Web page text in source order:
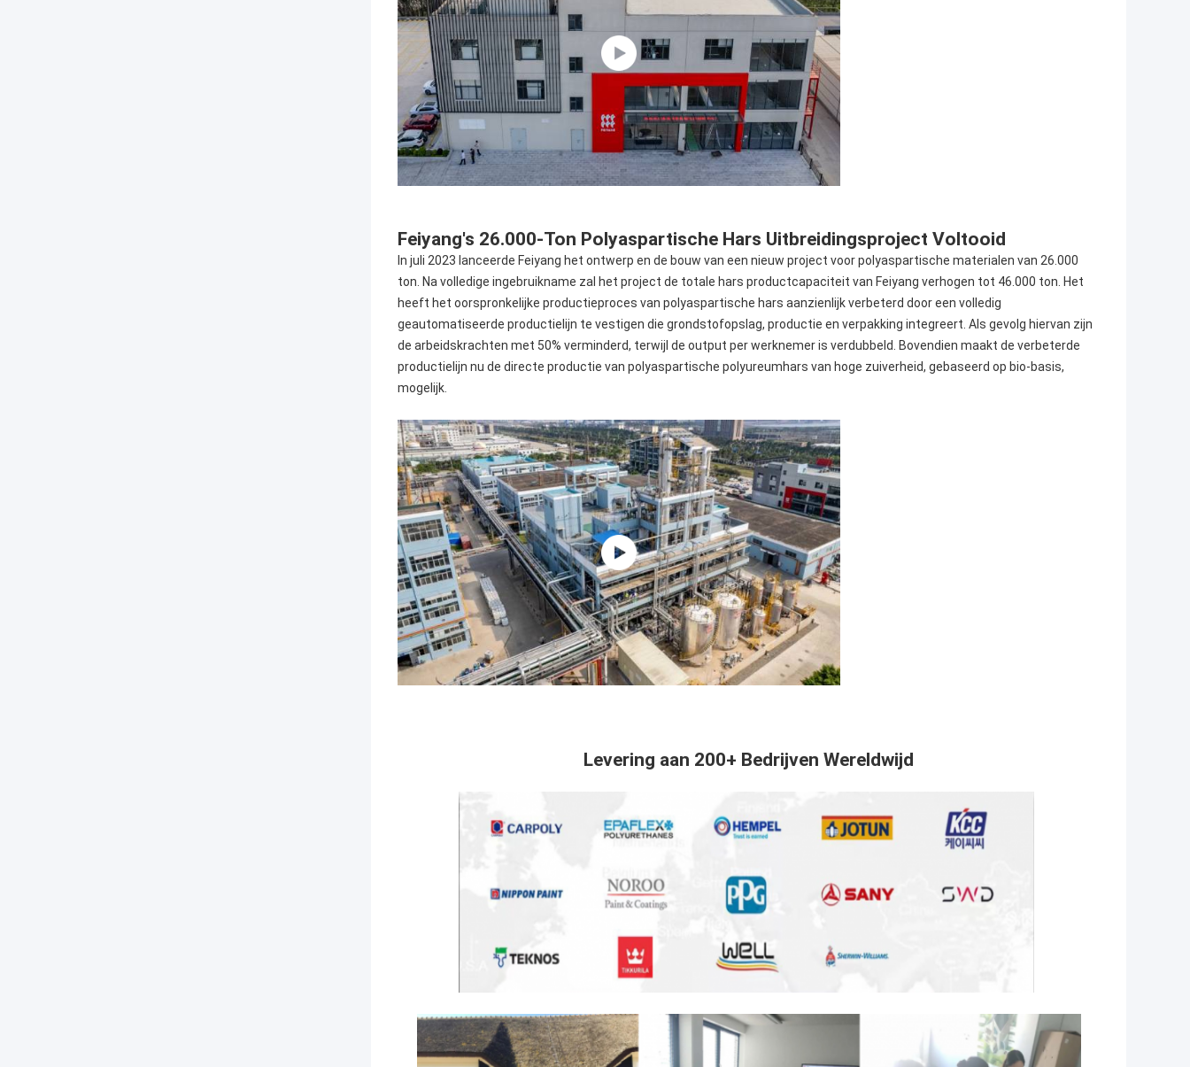
Feiyang's 26.000-Ton Polyaspartische Hars Uitbreidingsproject Voltooid
In juli 2023 lanceerde Feiyang het ontwerp en de bouw van een nieuw project voor polyaspartische materialen van 26.000
ton. Na volledige ingebruikname zal het project de totale hars productcapaciteit van Feiyang verhogen tot 46.000 ton. Het
heeft het oorspronkelijke productieproces van polyaspartische hars aanzienlijk verbeterd door een volledig
geautomatiseerde productielijn te vestigen die grondstofopslag, productie en verpakking integreert. Als gevolg hiervan zijn
de arbeidskrachten met 50% verminderd, terwijl de output per werknemer is verdubbeld. Bovendien maakt de verbeterde
productielijn nu de directe productie van polyaspartische polyureumhars van hoge zuiverheid, gebaseerd op bio-basis,
mogelijk.
Levering aan 200+ Bedrijven Wereldwijd